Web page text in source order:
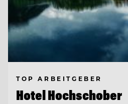
TOP ARBEITGEBER
Hotel Hochschober